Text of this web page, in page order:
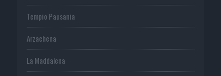
Tempio Pausania
Arzachena
La Maddalena